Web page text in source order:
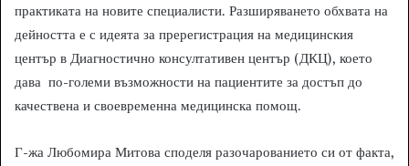
практиката на новите специалисти. Разширяването обхвата на
дейността е с идеята за пререгистрация на медицинския
център в Диагностично консултативен център (ДКЦ), което
дава по-големи възможности на пациентите за достъп до
качествена и своевременна медицинска помощ.
Г-жа Любомира Митова споделя разочарованието си от факта,